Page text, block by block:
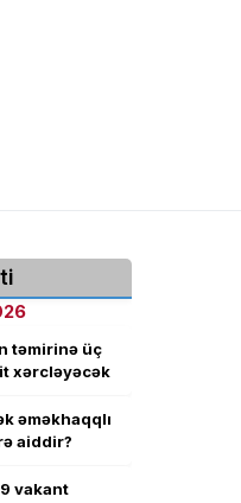
təmirinə üç
xərcləyəcək
əməkhaqqlı
aiddir?
vakant